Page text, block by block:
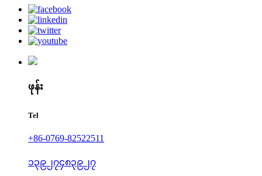
ဖုန်း
Tel
+86-0769-82522511
၁၃၉၂၇၄၈၃၉၂၇